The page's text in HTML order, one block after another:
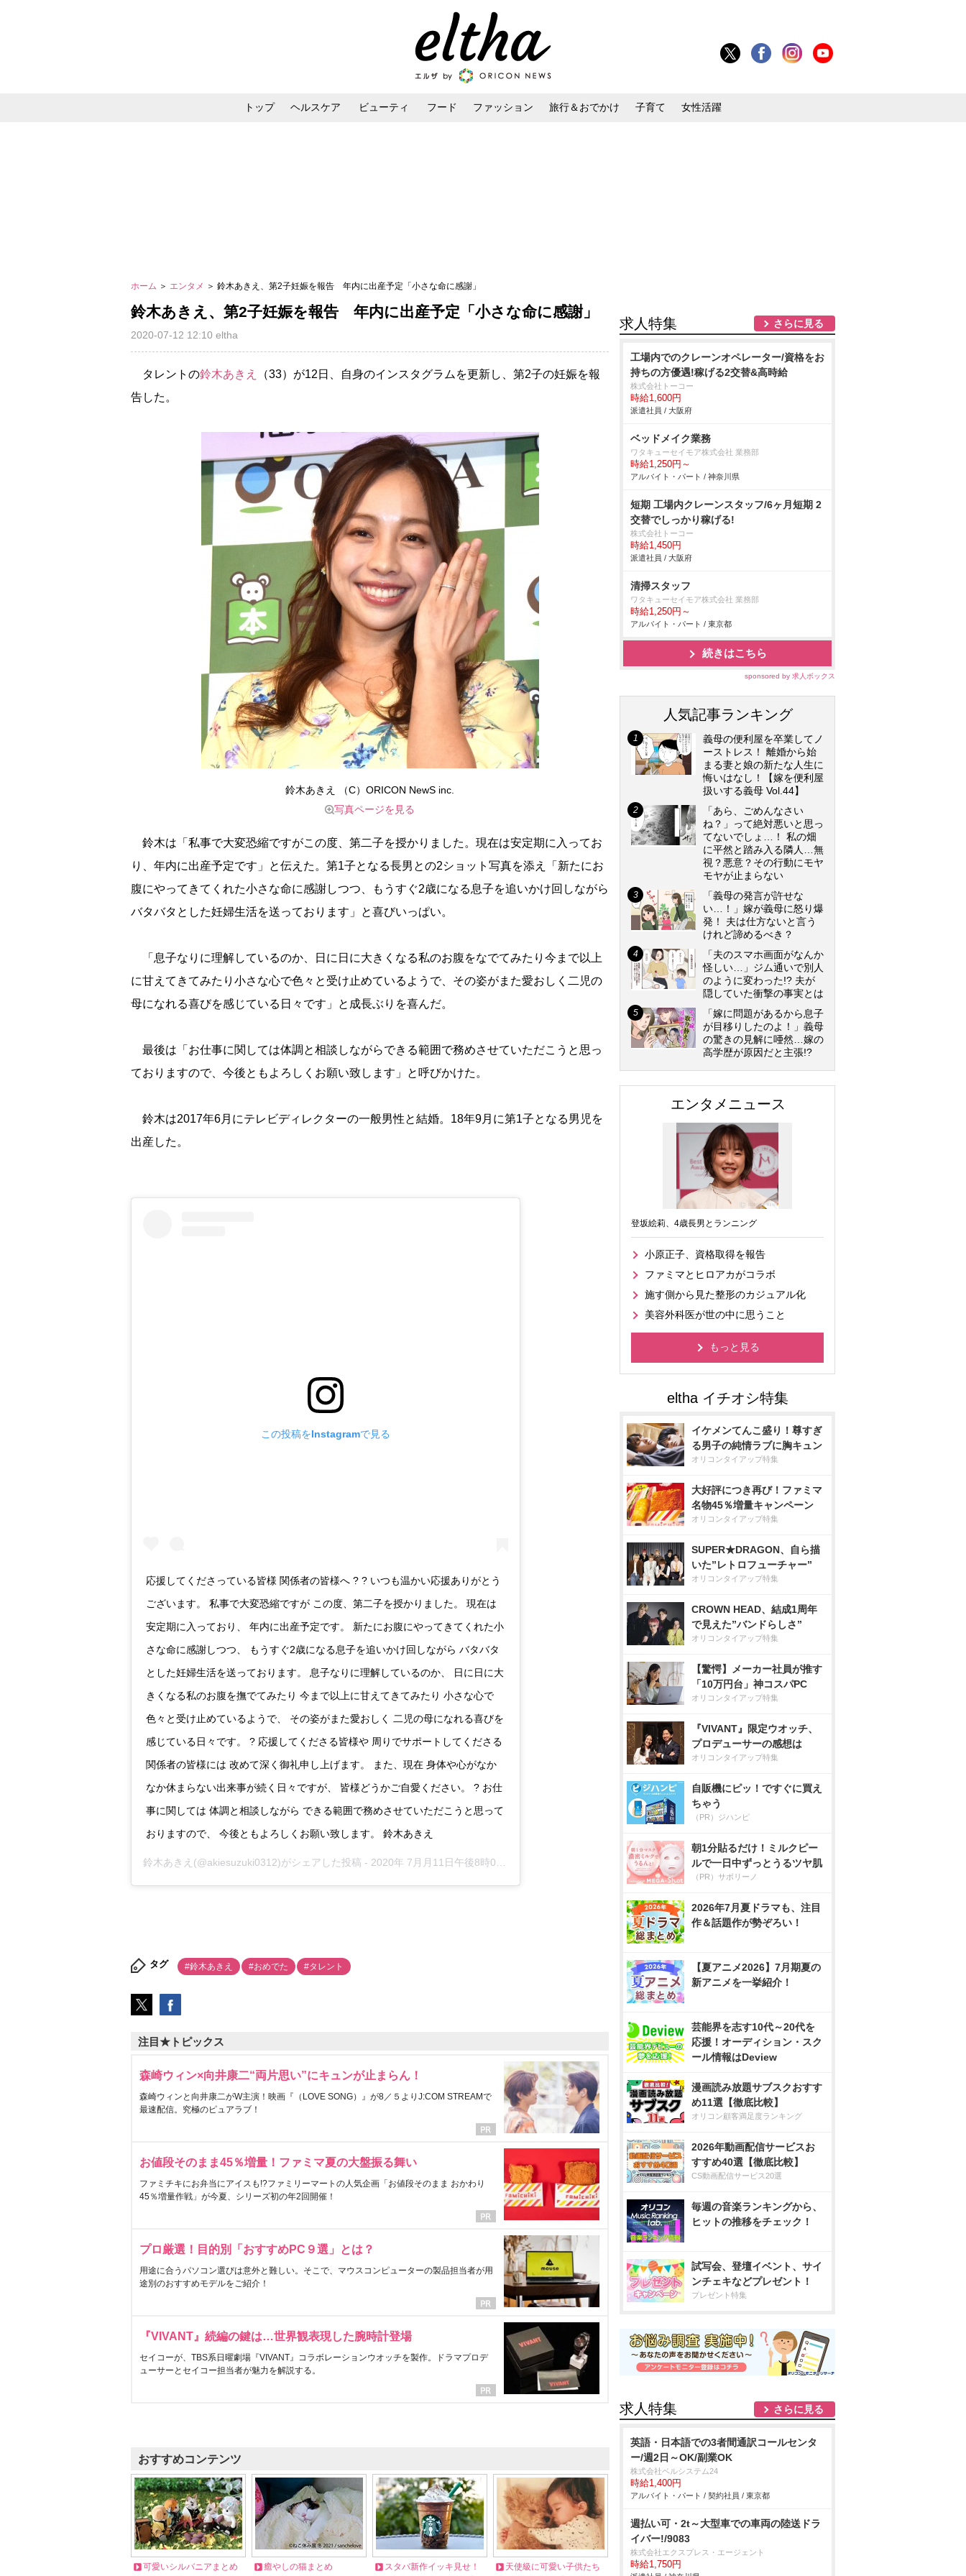
トップ ヘルスケア ビューティ フード ファッション 旅行＆おでかけ 子育て 女性活躍
ホーム ＞ エンタメ ＞ 鈴木あきえ、第2子妊娠を報告 年内に出産予定「小さな命に感謝」
鈴木あきえ、第2子妊娠を報告 年内に出産予定「小さな命に感謝」
2020-07-12 12:10 eltha
タレントの鈴木あきえ
（33）が12日、自身のインスタグラムを更新し、第2子の妊娠を報
告した。
鈴木あきえ （C）ORICON NewS inc.
写真ページを見る
鈴木は「私事で大変恐縮ですがこの度、第二子を授かりました。現在は安定期に入ってお
り、年内に出産予定です」と伝えた。第1子となる長男との2ショット写真を添え「新たにお
腹にやってきてくれた小さな命に感謝しつつ、もうすぐ2歳になる息子を追いかけ回しながら
バタバタとした妊婦生活を送っております」と喜びいっぱい。
「息子なりに理解しているのか、日に日に大きくなる私のお腹をなでてみたり今まで以上
に甘えてきてみたり小さな心で色々と受け止めているようで、その姿がまた愛おしく二児の
母になれる喜びを感じている日々です」と成長ぶりを喜んだ。
最後は「お仕事に関しては体調と相談しながらできる範囲で務めさせていただこうと思っ
ておりますので、今後ともよろしくお願い致します」と呼びかけた。
鈴木は2017年6月にテレビディレクターの一般男性と結婚。18年9月に第1子となる男児を
出産した。
この投稿をInstagramで見る
応援してくださっている皆様 関係者の皆様へ ? ? いつも温かい応援ありがとう
ございます。 私事で大変恐縮ですが この度、第二子を授かりました。 現在は
安定期に入っており、 年内に出産予定です。 新たにお腹にやってきてくれた小
さな命に感謝しつつ、 もうすぐ2歳になる息子を追いかけ回しながら バタバタ
とした妊婦生活を送っております。 息子なりに理解しているのか、 日に日に大
きくなる私のお腹を撫でてみたり 今まで以上に甘えてきてみたり 小さな心で
色々と受け止めているようで、 その姿がまた愛おしく 二児の母になれる喜びを
感じている日々です。 ? 応援してくださる皆様や 周りでサポートしてくださる
関係者の皆様には 改めて深く御礼申し上げます。 また、現在 身体や心がなか
なか休まらない出来事が続く日々ですが、 皆様どうかご自愛ください。 ? お仕
事に関しては 体調と相談しながら できる範囲で務めさせていただこうと思って
おりますので、 今後ともよろしくお願い致します。 鈴木あきえ
鈴木あきえ (@akiesuzuki0312)がシェアした投稿 - 2020年 7月月11日午後8時00分PDT
タグ #鈴木あきえ #おめでた #タレント
注目★トピックス
森崎ウィン×向井康二“両片思い”にキュンが止まらん！
森崎ウィンと向井康二がW主演！映画『（LOVE SONG）』が8／５よりJ:COM STREAMで
最速配信。究極のピュアラブ！
お値段そのまま45％増量！ファミマ夏の大盤振る舞い
ファミチキにお弁当にアイスも!?ファミリーマートの人気企画「お値段そのまま おかわり
45％増量作戦」が今夏、シリーズ初の年2回開催！
プロ厳選！目的別「おすすめPC９選」とは？
用途に合うパソコン選びは意外と難しい。そこで、マウスコンピューターの製品担当者が用
途別のおすすめモデルをご紹介！
『VIVANT』続編の鍵は…世界観表現した腕時計登場
セイコーが、TBS系日曜劇場『VIVANT』コラボレーションウオッチを製作。ドラマプロデ
ューサーとセイコー担当者が魅力を解説する。
おすすめコンテンツ
可愛いシルバニアまとめ 癒やしの猫まとめ スタバ新作イッキ見せ！ 天使級に可愛い子供たち
求人特集 さらに見る
工場内でのクレーンオペレーター/資格をお
持ちの方優遇!稼げる2交替&高時給
株式会社トーコー
時給1,600円
派遣社員 / 大阪府
ベッドメイク業務
ワタキューセイモア株式会社 業務部
時給1,250円～
アルバイト・パート / 神奈川県
短期 工場内クレーンスタッフ/6ヶ月短期 2
交替でしっかり稼げる!
株式会社トーコー
時給1,450円
派遣社員 / 大阪府
清掃スタッフ
ワタキューセイモア株式会社 業務部
時給1,250円～
アルバイト・パート / 東京都
続きはこちら
sponsored by 求人ボックス
人気記事ランキング
義母の便利屋を卒業してノ
ーストレス！ 離婚から始
まる妻と娘の新たな人生に
悔いはなし！【嫁を便利屋
扱いする義母 Vol.44】
「あら、ごめんなさい
ね？」って絶対悪いと思っ
てないでしょ…！ 私の畑
に平然と踏み入る隣人…無
視？悪意？その行動にモヤ
モヤが止まらない
「義母の発言が許せな
い…！」嫁が義母に怒り爆
発！ 夫は仕方ないと言う
けれど諦めるべき？
「夫のスマホ画面がなんか
怪しい…」ジム通いで別人
のように変わった!? 夫が
隠していた衝撃の事実とは
「嫁に問題があるから息子
が目移りしたのよ！」義母
の驚きの見解に唖然…嫁の
高学歴が原因だと主張!?
エンタメニュース
登坂絵莉、4歳長男とランニング
小原正子、資格取得を報告
ファミマとヒロアカがコラボ
施す側から見た整形のカジュアル化
美容外科医が世の中に思うこと
もっと見る
イケメンてんこ盛り！尊すぎ
る男子の純情ラブに胸キュン
オリコンタイアップ特集
大好評につき再び！ファミマ
名物45％増量キャンペーン
オリコンタイアップ特集
SUPER★DRAGON、自ら描
いた”レトロフューチャー”
オリコンタイアップ特集
CROWN HEAD、結成1周年
で見えた”バンドらしさ”
オリコンタイアップ特集
【驚愕】メーカー社員が推す
「10万円台」神コスパPC
オリコンタイアップ特集
『VIVANT』限定ウオッチ、
プロデューサーの感想は
オリコンタイアップ特集
自販機にピッ！ですぐに買え
ちゃう
（PR）ジハンピ
朝1分貼るだけ！ミルクピー
ルで一日中ずっとうるツヤ肌
（PR）サボリーノ
2026年7月夏ドラマも、注目
作＆話題作が勢ぞろい！
【夏アニメ2026】7月期夏の
新アニメを一挙紹介！
芸能界を志す10代～20代を
応援！オーディション・スク
ール情報はDeview
漫画読み放題サブスクおすす
め11選【徹底比較】
オリコン顧客満足度ランキング
2026年動画配信サービスお
すすめ40選【徹底比較】
CS動画配信サービス20選
毎週の音楽ランキングから、
ヒットの推移をチェック！
試写会、登壇イベント、サイ
ンチェキなどプレゼント！
プレゼント特集
求人特集 さらに見る
英語・日本語での3者間通訳コールセンタ
ー/週2日～OK/副業OK
株式会社ベルシステム24
時給1,400円
アルバイト・パート / 契約社員 / 東京都
週払い可・2t～大型車での車両の陸送ドラ
イバー!/9083
株式会社エクスプレス・エージェント
時給1,750円